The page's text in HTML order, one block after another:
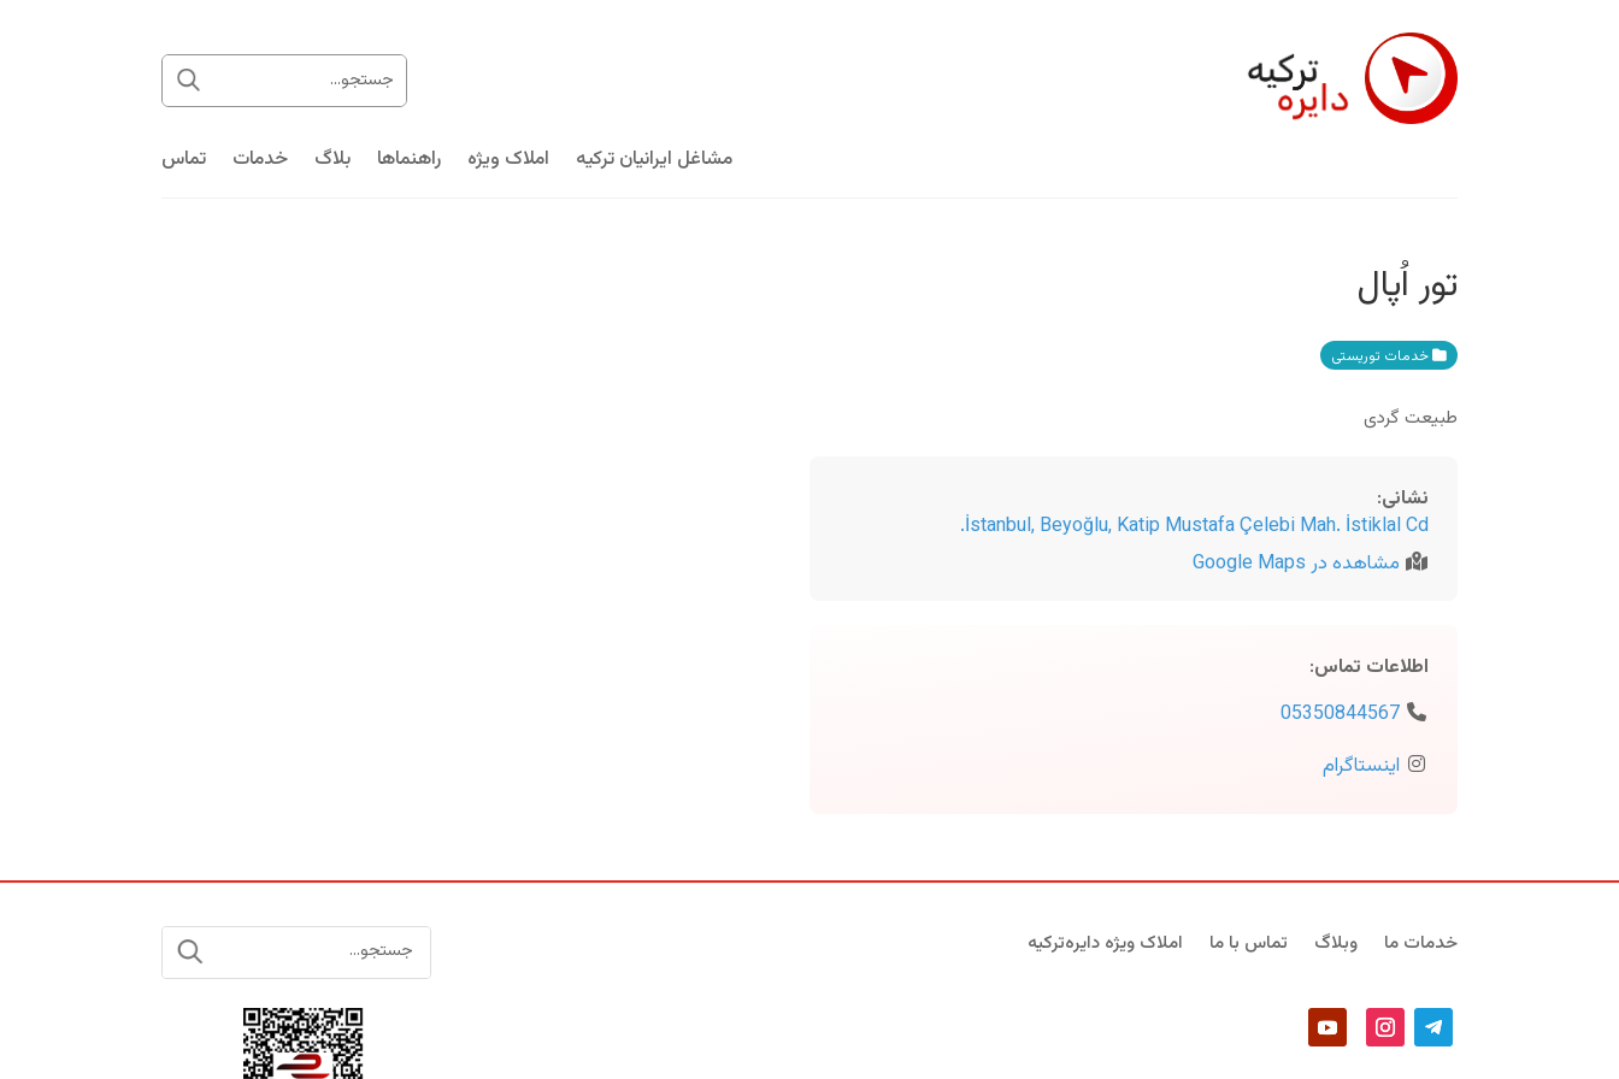
مشاغل ایرانیان ترکیه املاک ویژه راهنماها بلاگ خدمات تماس
تور اُپال
خدمات توریستی
طبیعت گردی
نشانی:
İstanbul, Beyoğlu, Katip Mustafa Çelebi Mah. İstiklal Cd.
مشاهده در Google Maps
اطلاعات تماس:
05350844567
اینستاگرام
خدمات ما وبلاگ تماس با ما املاک ویژه دایره‌ترکیه